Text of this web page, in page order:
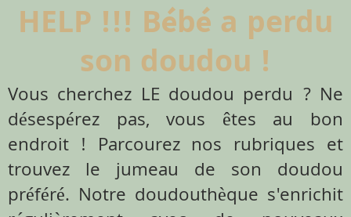
HELP !!! Bébé a perdu
son doudou !
Vous cherchez LE doudou perdu ? Ne
désespérez pas, vous êtes au bon
endroit ! Parcourez nos rubriques et
trouvez le jumeau de son doudou
préféré. Notre doudouthèque s'enrichit